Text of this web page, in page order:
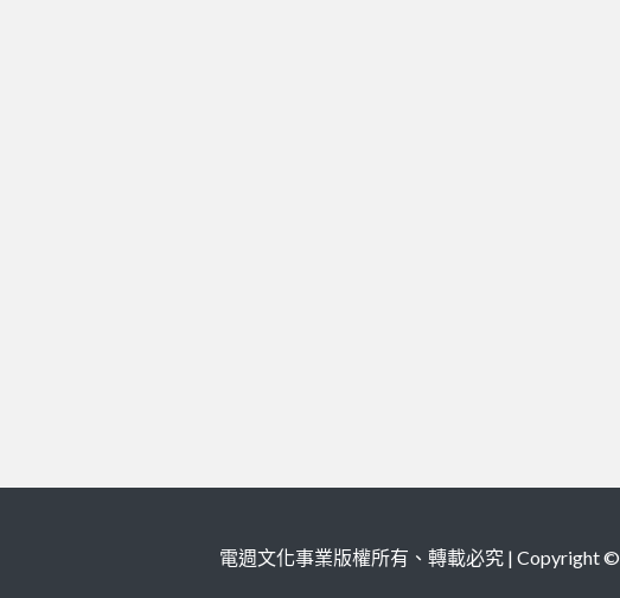
電週文化事業版權所有、轉載必究 | Copyright ©